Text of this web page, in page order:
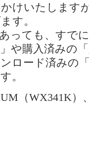
けいたします
す。
っても、すで
や購入済みの
ロード済みの
。
（WX341K）